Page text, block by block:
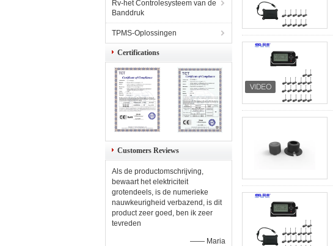
Rv-het Controlesysteem van de
Banddruk
TPMS-Oplossingen
Certifications
Customers Reviews
Als de productomschrijving,
bewaart het elektriciteit
grotendeels, is de numerieke
nauwkeurigheid verbazend, is dit
product zeer goed, ben ik zeer
tevreden
—— Maria